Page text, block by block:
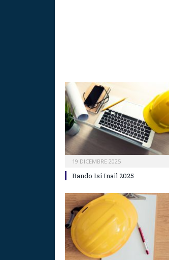
19 DICEMBRE 2025
Bando Isi Inail 2025